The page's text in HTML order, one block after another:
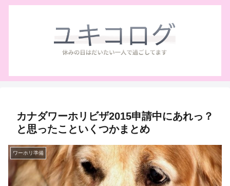
カナダワーホリビザ2015申請中にあれっ？
と思ったこといくつかまとめ
ワーホリ準備